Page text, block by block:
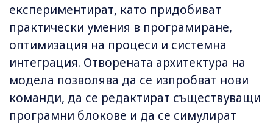
експериментират, като придобиват
практически умения в програмиране,
оптимизация на процеси и системна
интеграция. Отворената архитектура на
модела позволява да се изпробват нови
команди, да се редактират съществуващи
програмни блокове и да се симулират